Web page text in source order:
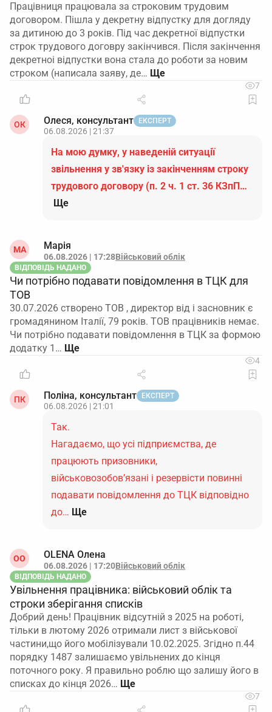
Працівниця працювала за строковим трудовим
договором. Пішла у декретну відпустку для догляду
за дитиною до 3 років. Під час декретної відпустки
строк трудового договру закінчився. Після закінчення
декретноі відпустки вона стала до роботи за новим
строком (написала заяву, де…
7
ОК Олеся, консультант ЕКСПЕРТ
06.08.2026 | 21:37
На мою думку, у наведеній ситуації
звільнення у зв'язку із закінченням строку
трудового договору (п. 2 ч. 1 ст. 36 КЗпП…
Ще
МА Марія
06.08.2026 | 17:28Військовий облік
ВІДПОВІДЬ НАДАНО
Чи потрібно подавати повідомлення в ТЦК для
ТОВ
30.07.2026 створено ТОВ , директор від і засновник є
громадянином Італії, 79 років. ТОВ працівників немає.
Чи потрібно подавати повідомлення в ТЦК за формою
додатку 1…
4
ПК Поліна, консультант ЕКСПЕРТ
06.08.2026 | 21:01
Так.
Нагадаємо, що усі підприємства, де
працюють призовники,
військовозобов’язані і резервісти повинні
подавати повідомлення до ТЦК відповідно
до… Ще
ОO OLENA Олена
06.08.2026 | 17:20Військовий облік
ВІДПОВІДЬ НАДАНО
Увільнення працівника: військовий облік та
строки зберігання списків
Добрий день! Працівник відсутній з 2025 на роботі,
тільки в лютому 2026 отримали лист з військової
частини,що його мобілізували 10.02.2025. Згідно п.44
порядку 1487 залишаємо увільнених до кінця
поточного року. Я правильно роблю що залишу його в
списках до кінця 2026…
7